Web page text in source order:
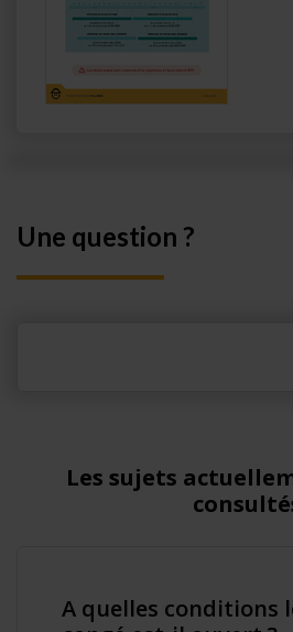
Une question ?
Les sujets
A quelles conditions